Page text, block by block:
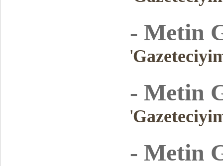
- Metin
'
- Metin
'
- Metin